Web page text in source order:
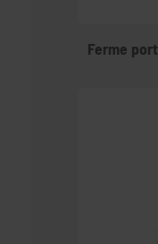
Ferme